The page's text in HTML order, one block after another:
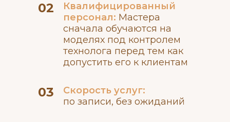
Квалифицированный
персонал: Мастера
сначала обучаются на
моделях под контролем
технолога перед тем как
допустить его к клиентам
Скорость услуг:
по записи, без ожиданий
02
03